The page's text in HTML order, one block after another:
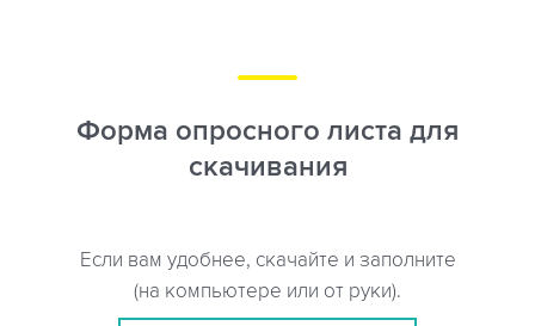
Форма опросного листа для
скачивания
Если вам удобнее, скачайте и заполните
(на компьютере или от руки).